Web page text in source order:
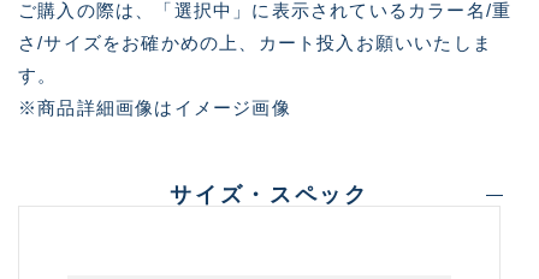
ご購入の際は、「選択中」に表示されているカラー名/重
さ/サイズをお確かめの上、カート投入お願いいたしま
す。
※商品詳細画像はイメージ画像
サイズ・スペック